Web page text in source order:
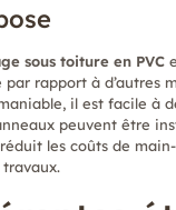
sous toiture en PVC
rapport à d’autres
il est facile à
peuvent être
les coûts de
travaux.